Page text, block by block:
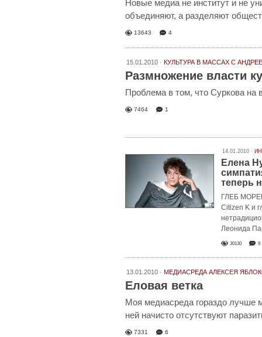
Новые медиа не институт и не
объединяют, а разделяют
13643 4
15.01.2010 · КУЛЬТУРА В МАССАХ С
Размножение власти
Проблема в том, что Суркова на
7464 1
14.01.2010 ·
Елена
теперь
ГЛЕБ
Citizen K и
Леонида
30130 9
13.01.2010 · МЕДИАСРЕДА АЛЕКСЕЯ
Еловая ветка
Моя медиасреда гораздо лучше
ней начисто отсутствуют
7331 6